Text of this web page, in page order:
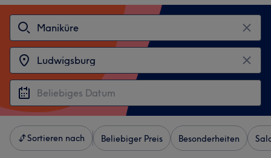
Sortieren nach Beliebiger Preis Besonderheiten